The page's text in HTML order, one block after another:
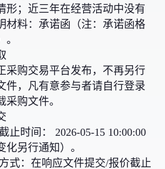
形；近三年在经营活动中没有
材料：承诺函（注：承诺函格
采购交易平台发布，不再另行
件，凡有意参与者请自行登录
购文件。
止时间： 2026-05-15 10:00:00
化另行通知）。
式：在响应文件提交/报价截止